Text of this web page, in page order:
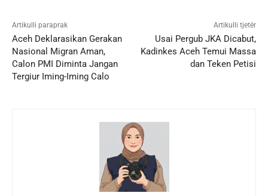
Artikulli paraprak
Aceh Deklarasikan Gerakan
Nasional Migran Aman,
Calon PMI Diminta Jangan
Tergiur Iming-Iming Calo
Artikulli tjetër
Usai Pergub JKA Dicabut,
Kadinkes Aceh Temui Massa
dan Teken Petisi